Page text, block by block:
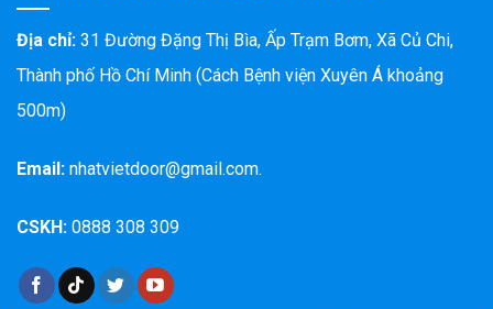
Địa chỉ: 31 Đường Đặng Thị Bìa, Ấp Trạm Bơm, Xã Củ Chi,
Thành phố Hồ Chí Minh (Cách Bệnh viện Xuyên Á khoảng
500m)
Email: nhatvietdoor@gmail.com.
CSKH: 0888 308 309